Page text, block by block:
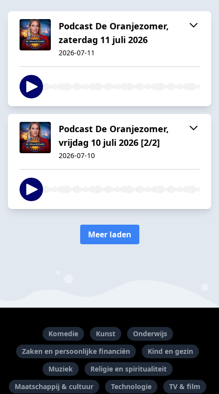
Podcast De Oranjezomer,
zaterdag 11 juli 2026
2026-07-11
Podcast De Oranjezomer,
vrijdag 10 juli 2026 [2/2]
2026-07-10
Meer laden
Komedie Kunst
Onderwijs
Zaken en persoonlijke financiën
Kind en gezin
Muziek
Religie en spiritualiteit
Maatschappij & cultuur
Technologie TV & film